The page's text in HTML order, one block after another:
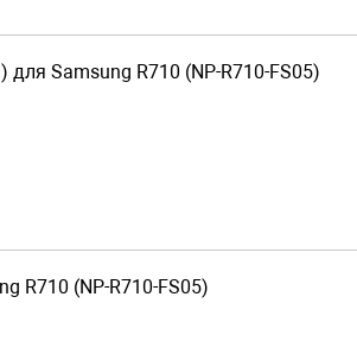
Samsung R710 (NP-R710-FS05)
R710 (NP-R710-FS05)